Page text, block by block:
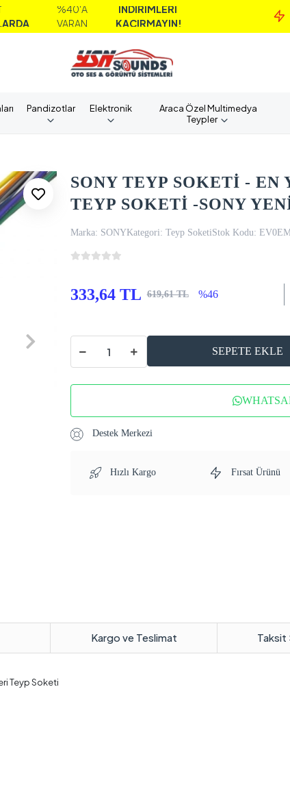
VARAN
İNDİRİMLERİ
KAÇIRMAYIN!
Pandizotlar Elektronik
Araca Özel Multimedya
Teypler
SONY TEYP SOKETİ - EN
TEYP SOKETİ -SONY
Marka: SONYKategori: Teyp SoketiStok Kodu:
333,64 TL 619,61 TL %46
SEPETE EKLE
Destek Merkezi
Hızlı Kargo Fırsat Ürünü
Kargo ve Teslimat Taksit
Teyp Soketi